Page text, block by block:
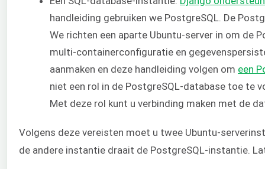
handleiding gebruiken we PostgreSQL. De
We richten een aparte Ubuntu-server in om de
multi-containerconfiguratie en
aanmaken en deze handleiding volgen om een
niet een rol in de PostgreSQL-database toe te
Met deze rol kunt u verbinding maken met de
Volgens deze vereisten moet u twee Ubuntu-
de andere instantie draait de PostgreSQL-instantie.